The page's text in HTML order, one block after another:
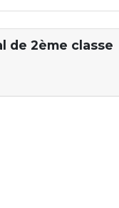
de 2ème classe